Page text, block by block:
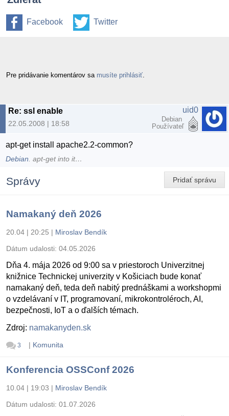
Facebook Twitter
Pre pridávanie komentárov sa musíte prihlásiť
Re: ssl enable
22.05.2008 | 18:58
uid0
Debian
Používateľ
apt-get install apache2.2-common?
Debian . apt-get into it…
Pridať správu
Správy
Namakaný deň 2026
20.04 | 20:25 | Miroslav Bendík
Dátum udalosti: 04.05.2026
Dňa 4. mája 2026 od 9:00 sa v priestoroch Univerzitnej
knižnice Technickej univerzity v Košiciach bude konať
namakaný deň, teda deň nabitý prednáškami a workshopmi
o vzdelávaní v IT, programovaní, mikrokontroléroch, AI,
bezpečnosti, IoT a o ďalších témach.
Zdroj: namakanyden.sk
3 | Komunita
Konferencia OSSConf 2026
10.04 | 19:03 | Miroslav Bendík
Dátum udalosti: 01.07.2026